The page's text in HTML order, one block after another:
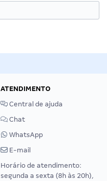
ATENDIMENTO
Central de ajuda
Chat
WhatsApp
E-mail
Horário de atendimento:
segunda a sexta (8h às 20h),